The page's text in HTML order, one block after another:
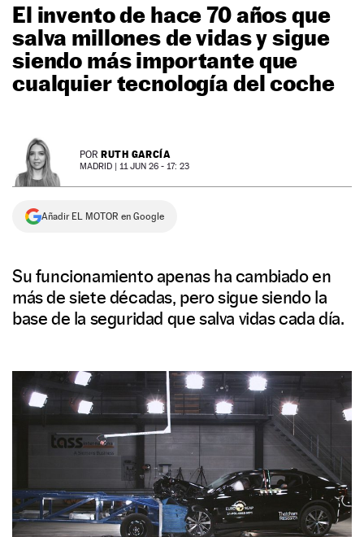
MOTOS
TECNOLOGÍA
SUPERCOCHES
NEWSLETTER
El invento de hace 70 años que
salva millones de vidas y sigue
siendo más importante que
cualquier tecnología del coche
POR RUTH GARCÍA
MADRID | 11 JUN 26 - 17: 23
Añadir EL MOTOR en Google
Su funcionamiento apenas ha cambiado en
más de siete décadas, pero sigue siendo la
base de la seguridad que salva vidas cada día.